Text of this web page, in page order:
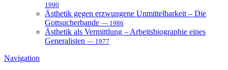
1990
Ästhetik gegen erzwungene Unmittelbarkeit – Die
Gottsucherbande — 1986
Ästhetik als Vermittlung – Arbeitsbiographie eines
Generalisten — 1977
Navigation